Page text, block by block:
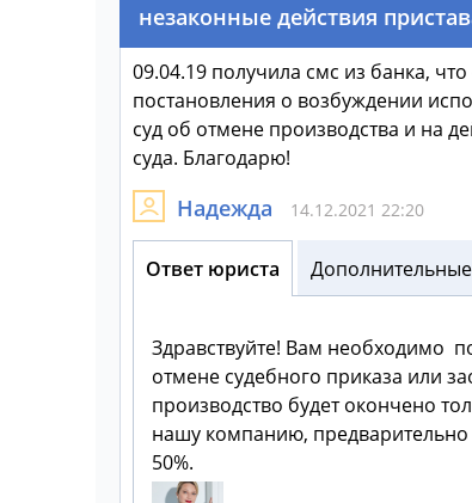
незаконные действия
09.04.19 получила смс из банка,
постановления о возбуждении
суд об отмене производства и на
суда. Благодарю!
Надежда 14.12.2021 22:20
Ответ юриста
Здравствуйте! Вам необходимо
отмене судебного приказа или
производство будет окончено
нашу компанию,
50%.